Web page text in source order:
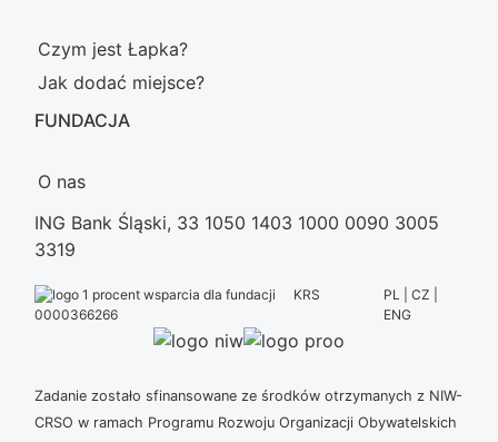
Czym jest Łapka?
Jak dodać miejsce?
FUNDACJA
O nas
ING Bank Śląski, 33 1050 1403 1000 0090 3005
3319
KRS
0000366266
PL | CZ |
ENG
Zadanie zostało sfinansowane ze środków otrzymanych z NIW-
CRSO w ramach Programu Rozwoju Organizacji Obywatelskich